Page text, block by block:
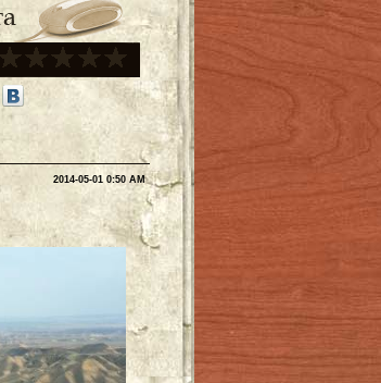
2014-05-01 0:50 AM